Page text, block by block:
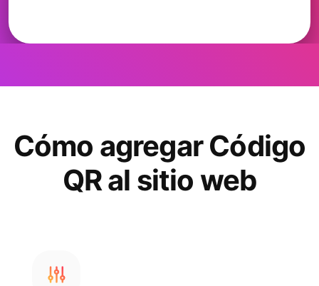
Cómo agregar Código
QR al sitio web